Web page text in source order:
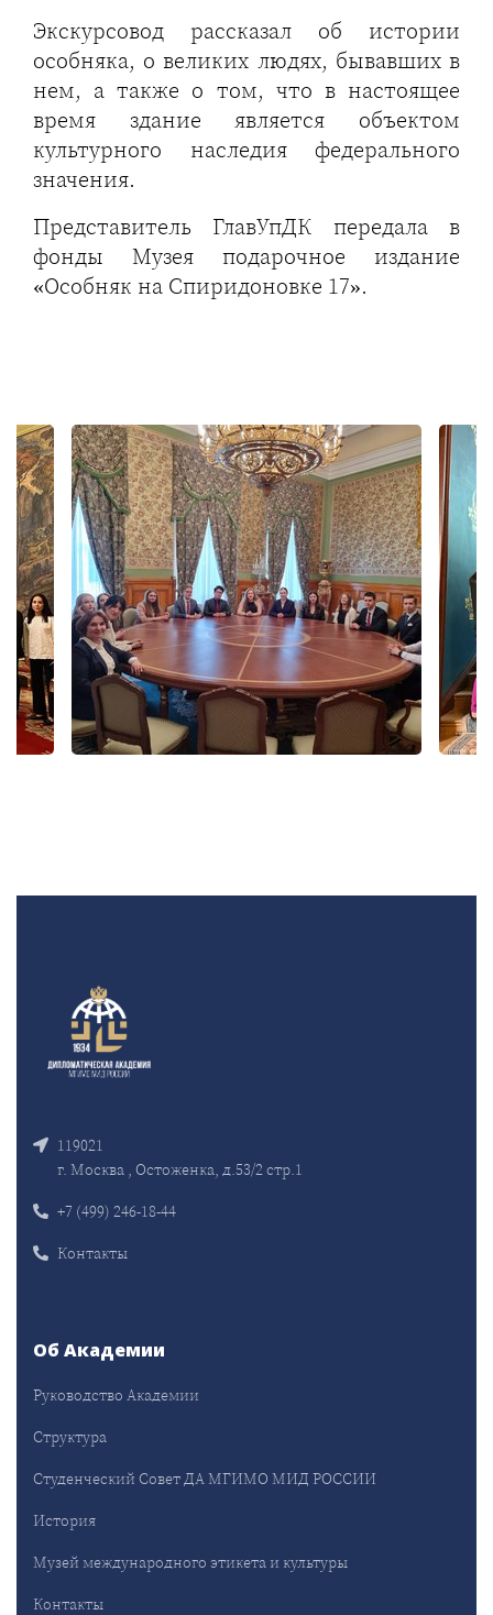
Экскурсовод рассказал об истории
особняка, о великих людях, бывавших в
нем, а также о том, что в настоящее
время здание является объектом
культурного наследия федерального
значения.
Представитель ГлавУпДК передала в
фонды Музея подарочное издание
«Особняк на Спиридоновке 17».
119021
г. Москва , Остоженка, д.53/2 стр.1
+7 (499) 246-18-44
Контакты
Об Академии
Руководство Академии
Структура
Студенческий Совет ДА МГИМО МИД РОССИИ
История
Музей международного этикета и культуры
Контакты